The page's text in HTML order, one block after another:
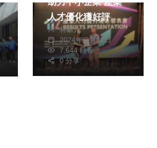
助力中小企業 產業
人才優化獲好評
林獻元
2024年二月12日
7,644 觀看
0 分享